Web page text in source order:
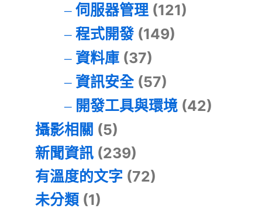
伺服器管理(121)
程式開發(149)
資料庫(37)
資訊安全(57)
開發工具與環境(42)
攝影相關 (5)
新聞資訊 (239)
有溫度的文字 (72)
未分類 (1)